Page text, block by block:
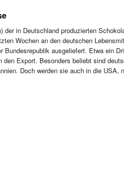
der in Deutschland produzierten
Wochen an den deutschen
Bundesrepublik ausgeliefert. Etwa ein
den Export. Besonders beliebt sind
Doch werden sie auch in die USA,